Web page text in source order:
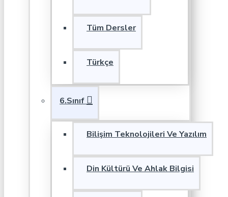
Tüm Dersler
Türkçe
6.Sınıf
Bilişim Teknolojileri Ve Yazılım
Din Kültürü Ve Ahlak Bilgisi